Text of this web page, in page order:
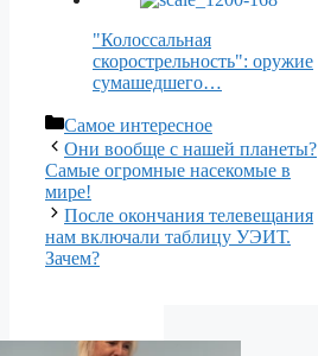
"Колоссальная
скорострельность": оружие
сумашедшего…
Рубрики
Самое интересное
Они вообще с нашей планеты?
Самые огромные насекомые в
мире!
После окончания телевещания
нам включали таблицу УЭИТ.
Зачем?